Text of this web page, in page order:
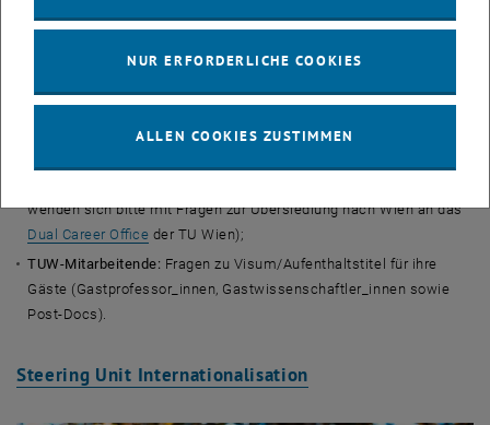
vollständiges Studium an der TU Wien absolvieren, mit Fragen zu
Visum/Aufenthaltstitel, Ankunft und Vernetzung in Wien. (Hinweis:
gerichtet werden!)
Internationale Mitarbeitende:Postdocs, wissenschaftliches und
wenden sich bitte mit Fragen zur Übersiedlung nach Wien an das
Dual Career Office der TU Wien);
TUW-Mitarbeitende: Fragen zu Visum/Aufenthaltstitel für ihre
Gäste (Gastprofessor_innen, Gastwissenschaftler_innen sowie
Post-Docs).
Steering Unit Internationalisation
NUR ERFORDERLICHE COOKIES
ALLEN COOKIES ZUSTIMMEN